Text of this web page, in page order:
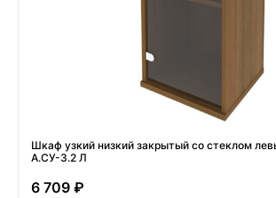
Шкаф узкий низкий закрытый со стеклом
А.СУ-3.2 Л
6 709 ₽